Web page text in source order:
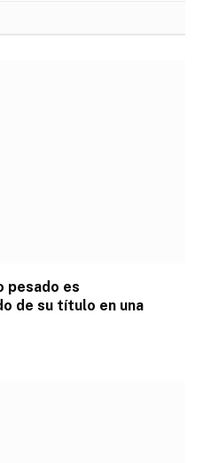
pesado es
de su título en una